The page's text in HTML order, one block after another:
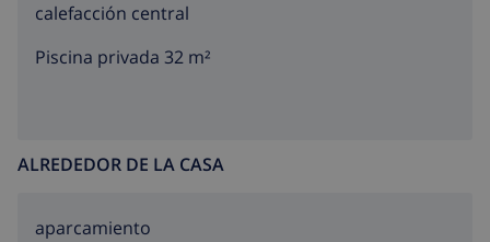
calefacción central
Piscina privada 32 m²
ALREDEDOR DE LA CASA
aparcamiento